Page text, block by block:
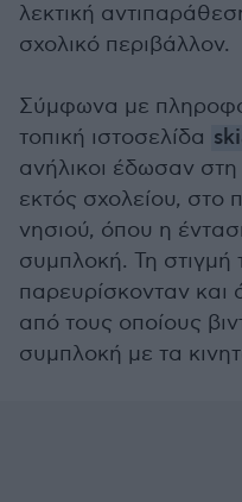
λεκτική
σχολικό περιβάλλον.
Σύμφωνα με
τοπική ιστοσελίδα
ανήλικοι έδωσαν
εκτός σχολείου, στο
νησιού, όπου η
συμπλοκή. Τη στιγμή
παρευρίσκονταν και
από τους οποίους
συμπλοκή με τα